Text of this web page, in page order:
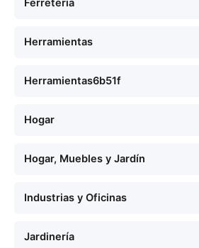
Ferretería
Herramientas
Herramientas6b51f
Hogar
Hogar, Muebles y Jardín
Industrias y Oficinas
Jardinería